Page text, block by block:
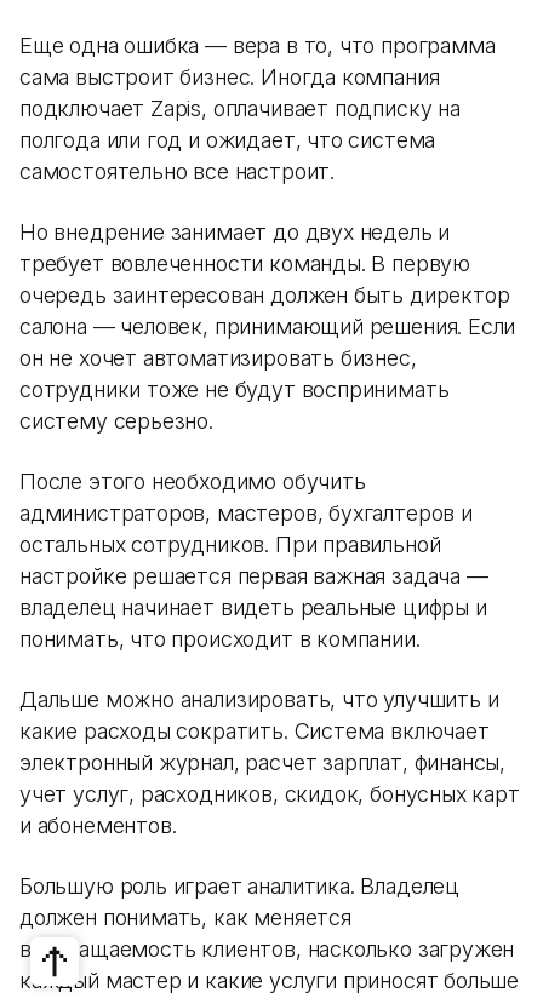
Еще одна ошибка — вера в то, что программа
сама выстроит бизнес. Иногда компания
подключает Zapis, оплачивает подписку на
полгода или год и ожидает, что система
самостоятельно все настроит.
Но внедрение занимает до двух недель и
требует вовлеченности команды. В первую
очередь заинтересован должен быть директор
салона — человек, принимающий решения. Если
он не хочет автоматизировать бизнес,
сотрудники тоже не будут воспринимать
систему серьезно.
После этого необходимо обучить
администраторов, мастеров, бухгалтеров и
остальных сотрудников. При правильной
настройке решается первая важная задача —
владелец начинает видеть реальные цифры и
понимать, что происходит в компании.
Дальше можно анализировать, что улучшить и
какие расходы сократить. Система включает
электронный журнал, расчет зарплат, финансы,
учет услуг, расходников, скидок, бонусных карт
и абонементов.
Большую роль играет аналитика. Владелец
должен понимать, как меняется
возвращаемость клиентов, насколько загружен
каждый мастер и какие услуги приносят больше